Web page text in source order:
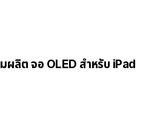
ผลิต จอ OLED สำหรับ iPad